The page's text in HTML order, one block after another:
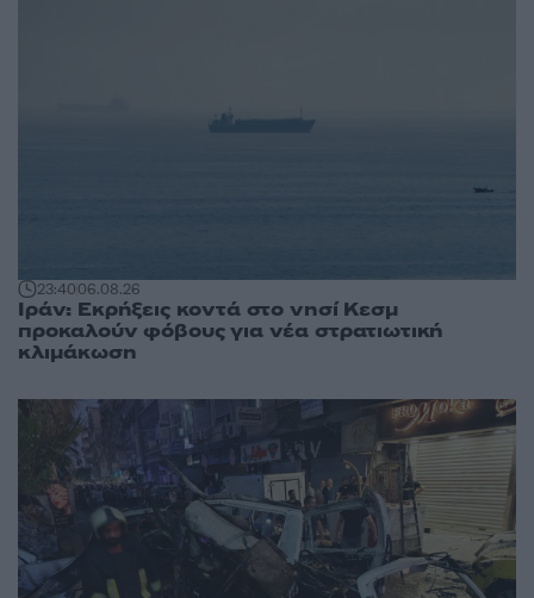
23:4006.08.26
Ιράν: Εκρήξεις κοντά στο νησί Κεσμ
προκαλούν φόβους για νέα στρατιωτική
κλιμάκωση